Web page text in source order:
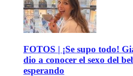
FOTOS | ¡Se supo todo!
dio a conocer el sexo del
esperando